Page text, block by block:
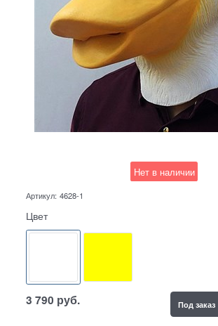
Нет в наличии
Артикул: 4628-1
Цвет
3 790 руб. Под заказ